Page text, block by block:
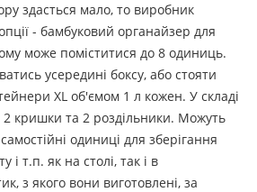
здасться мало, то виробник
- бамбуковий органайзер для
може поміститися до 8 одиниць.
усередині боксу, або стояти
XL об'ємом 1 л кожен. У складі
2 кришки та 2 роздільники. Можуть
одиниці для зберігання
і т.п. як на столі, так і в
з якого вони виготовлені, за